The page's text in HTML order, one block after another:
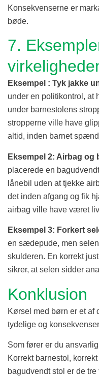
Konsekvenserne er
bøde.
7.
Eksempel : Tyk jakke
under en politikontrol, at
under barnestolens
stropperne ville have
altid, inden barnet
Eksempel 2: Airbag og
placerede en
lånebil uden at tjekke
det inden afgang og fik
airbag ville have været
Eksempel 3: Forkert
en sædepude, men
skulderen. En korrekt
sikrer, at selen sidder
Konklusion
Kørsel med børn er et af
tydelige og
Som fører er du
Korrekt barnestol,
bagudvendt stol er de tre